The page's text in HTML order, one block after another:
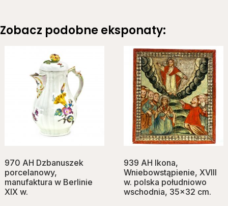
Zobacz podobne eksponaty:
970 AH Dzbanuszek
porcelanowy,
manufaktura w Berlinie
XIX w.
939 AH Ikona,
Wniebowstąpienie, XVIII
w. polska południowo
wschodnia, 35×32 cm.